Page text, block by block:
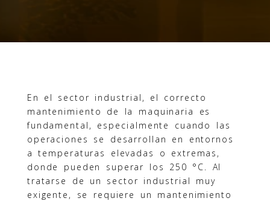
En el sector industrial, el correcto
mantenimiento de la maquinaria es
fundamental, especialmente cuando las
operaciones se desarrollan en entornos
a temperaturas elevadas o extremas,
donde pueden superar los 250 °C. Al
tratarse de un sector industrial muy
exigente, se requiere un mantenimiento